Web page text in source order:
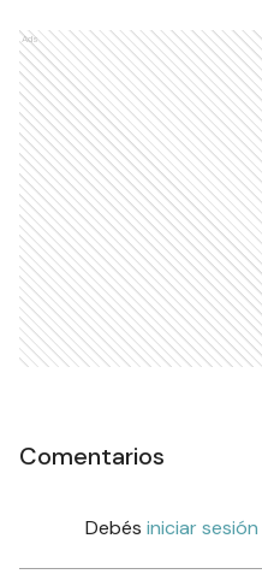
Ads
Comentarios
Debés iniciar sesión